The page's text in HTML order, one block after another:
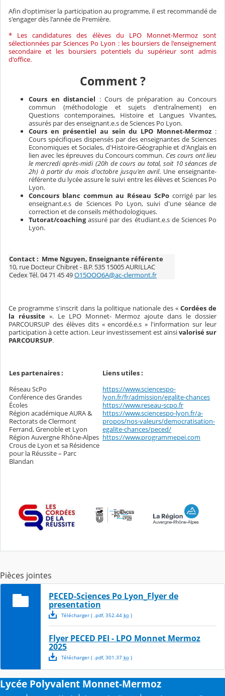
Afin d'optimiser la participation au programme, il est recommandé de
s'engager dès l'année de Première.
* Les candidatures des élèves du LPO Monnet-Mermoz sont
sélectionnées par Sciences Po Lyon : les boursiers de l'enseignement
secondaire et les boursiers potentiels du supérieur sont admis
d'office.
Comment ?
Cours en distanciel : Cours de préparation au Concours
commun (méthodologie et sujets d'entraînement) en
Questions contemporaines, Histoire et Langues Vivantes,
assurés par des enseignant.e.s de Sciences Po Lyon.
Cours en présentiel au sein du LPO Monnet-Mermoz :
Cours spécifiques dispensés par des enseignantes de Sciences
Economiques et Sociales, d'Histoire-Géographie et d'Anglais en
lien avec les épreuves du Concours commun. Ces cours ont lieu
le mercredi après-midi (20h de cours au total, soit 10 séances de
2h) à partir du mois d'octobre jusqu'en avril. Une enseignante-
référente du lycée assure le suivi entre les élèves et Sciences Po
Lyon.
Concours blanc commun au Réseau ScPocorrigé par les
enseignant.e.s de Sciences Po Lyon, suivi d'une séance de
correction et de conseils méthodologiques.
Tutorat/coachingassuré par des étudiant.e.s de Sciences Po
Lyon.
Contact : Mme Nguyen, Enseignante référente
10, rue Docteur Chibret - B.P. 535 15005 AURILLAC
Cedex Tél. 04 71 45 49O15OOO6A@ac-clermont.fr
Ce programme s'inscrit dans la politique nationale des « Cordées de
la réussite». Le LPO Monnet- Mermoz ajoute dans le dossier
PARCOURSUP des élèves dits « encordé.e.s » l'information sur leur
participation à cette action. Leur investissement est ainsivalorisé sur
PARCOURSUP.
Les partenaires :
Réseau ScPo
Conférence des Grandes
Écoles
Région académique AURA &
Rectorats de Clermont
Ferrand, Grenoble et Lyon
Région Auvergne Rhône-Alpes
Crous de Lyon et sa Résidence
pour la Réussite – Parc
Blandan
Liens utiles :
https://www.sciencespo-
lyon.fr/fr/admission/egalite-chances
https://www.reseau-scpo.fr
https://www.sciencespo-lyon.fr/a-
propos/nos-valeurs/democratisation-
egalite-chances/peced/
https://www.programmepei.com
Pièces jointes
PECED-Sciences Po Lyon_Flyer de
presentation
Télécharger( .pdf, 352.44 ko)
Flyer PECED PEI - LPO Monnet Mermoz
2025
Télécharger( .pdf, 301.37 ko)
Lycée Polyvalent Monnet-Mermoz